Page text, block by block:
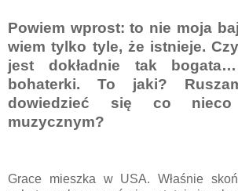
Powiem wprost: to nie moja
wiem tylko tyle, że istnieje.
jest dokładnie tak
bohaterki. To jaki?
dowiedzieć się co
muzycznym?
Grace mieszka w USA. Właśnie